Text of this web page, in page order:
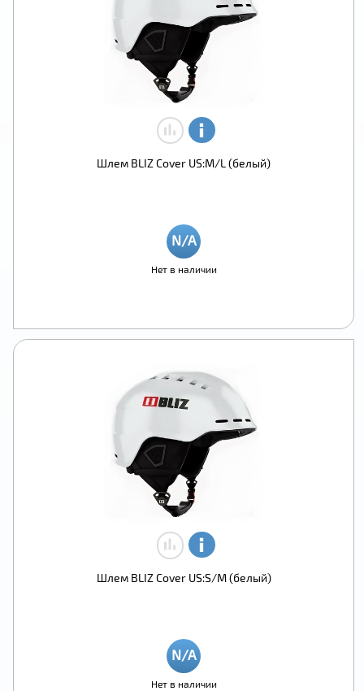
Шлем BLIZ Cover US:M/L (белый)
Нет в наличии
Шлем BLIZ Cover US:S/M (белый)
Нет в наличии